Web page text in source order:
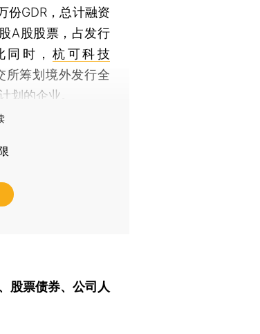
份GDR，总计融资
A股股票，占发行
同时，杭可科技
所筹划境外发行全
划的企业。
股票债券、公司人